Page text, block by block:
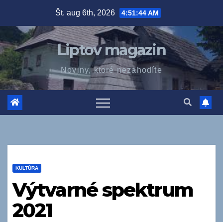
obsah
Št. aug 6th, 2026 4:51:45 AM
Liptov magazin
Noviny, ktoré nezahodíte
KULTÚRA
Výtvarné spektrum
2021